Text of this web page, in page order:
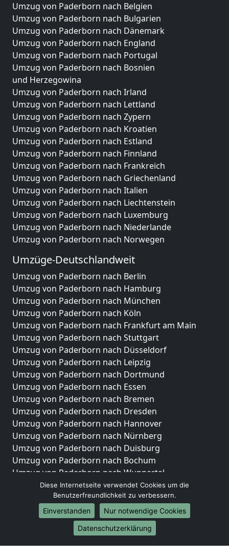
Umzug von Paderborn nach Belgien
Umzug von Paderborn nach Bulgarien
Umzug von Paderborn nach Dänemark
Umzug von Paderborn nach England
Umzug von Paderborn nach Portugal
Umzug von Paderborn nach Bosnien
und Herzegowina
Umzug von Paderborn nach Irland
Umzug von Paderborn nach Lettland
Umzug von Paderborn nach Zypern
Umzug von Paderborn nach Kroatien
Umzug von Paderborn nach Estland
Umzug von Paderborn nach Finnland
Umzug von Paderborn nach Frankreich
Umzug von Paderborn nach Griechenland
Umzug von Paderborn nach Italien
Umzug von Paderborn nach Liechtenstein
Umzug von Paderborn nach Luxemburg
Umzug von Paderborn nach Niederlande
Umzug von Paderborn nach Norwegen
Umzüge-Deutschlandweit
Umzug von Paderborn nach Berlin
Umzug von Paderborn nach Hamburg
Umzug von Paderborn nach München
Umzug von Paderborn nach Köln
Umzug von Paderborn nach Frankfurt am Main
Umzug von Paderborn nach Stuttgart
Umzug von Paderborn nach Düsseldorf
Umzug von Paderborn nach Leipzig
Umzug von Paderborn nach Dortmund
Umzug von Paderborn nach Essen
Umzug von Paderborn nach Bremen
Umzug von Paderborn nach Dresden
Umzug von Paderborn nach Hannover
Umzug von Paderborn nach Nürnberg
Umzug von Paderborn nach Duisburg
Umzug von Paderborn nach Bochum
Umzug von Paderborn nach Wuppertal
Umzug von Paderborn nach Bielefeld
Umzug von Paderborn nach Bonn
Umzug von Paderborn nach Münster
Internationale-Umzüge
Umzug von Paderborn nach Brasilien
Diese Internetseite verwendet Cookies um die
Benutzerfreundlichkeit zu verbessern.
Einverstanden
Nur notwendige Cookies
Datenschutzerklärung